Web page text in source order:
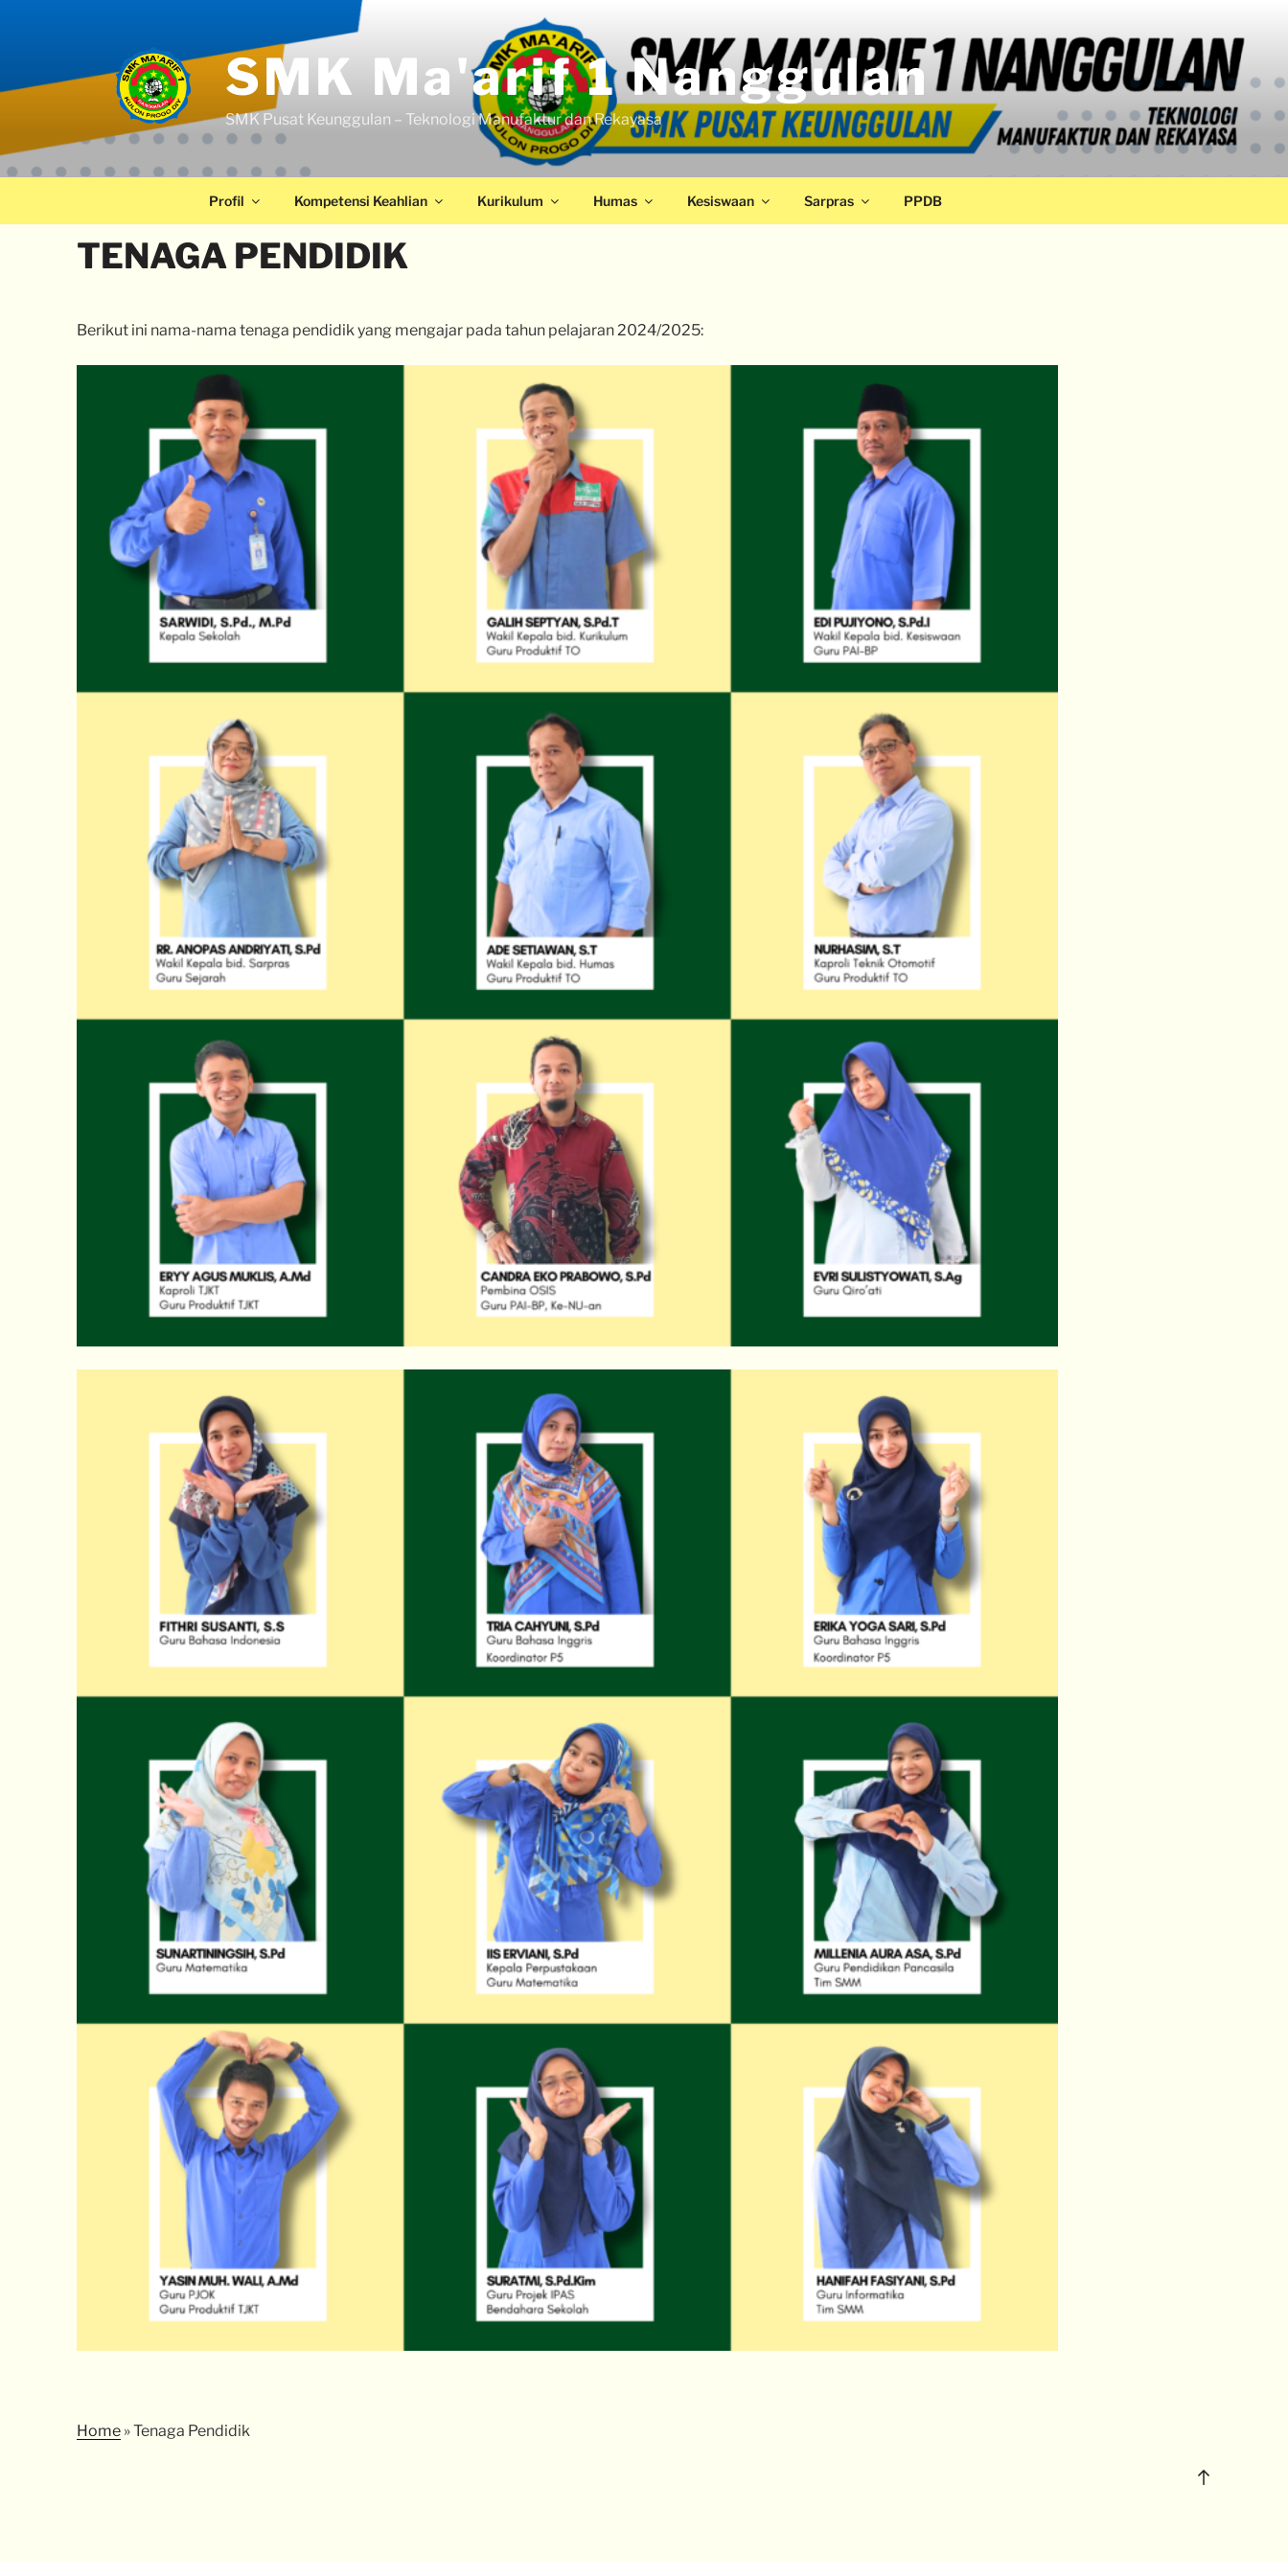
SMK Ma'arif 1 Nanggulan
SMK Pusat Keunggulan – Teknologi Manufaktur dan Rekayasa
Profil Kompetensi Keahlian Kurikulum Humas Kesiswaan Sarpras PPDB
TENAGA PENDIDIK
Berikut ini nama-nama tenaga pendidik yang mengajar pada tahun pelajaran 2024/2025:
Home »Tenaga Pendidik